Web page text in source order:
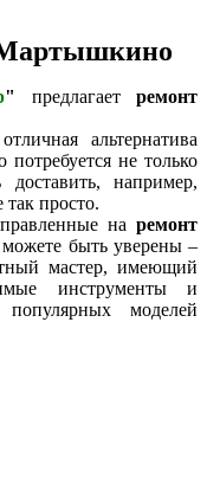
" предлагает ремонт
альтернатива
не только
например,
просто.
наремонт
быть уверены –
мастер, имеющий
инструменты и
моделей